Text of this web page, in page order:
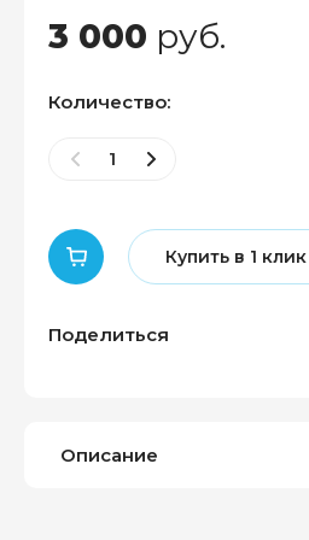
3 000 руб.
Количество:
Купить в 1 клик
Поделиться
Описание